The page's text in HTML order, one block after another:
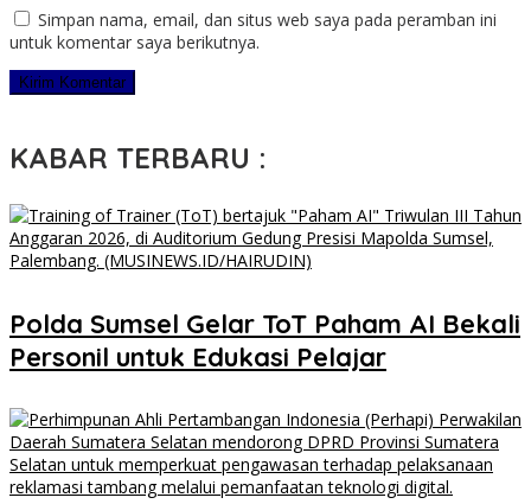
Simpan nama, email, dan situs web saya pada peramban ini
untuk komentar saya berikutnya.
KABAR TERBARU :
Polda Sumsel Gelar ToT Paham AI Bekali
Personil untuk Edukasi Pelajar